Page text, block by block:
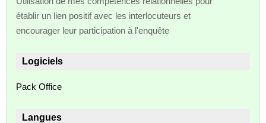
établir un lien positif avec les interlocuteurs et
encourager leur participation à l'enquête
Logiciels
Pack Office
Langues